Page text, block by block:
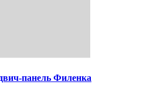
панель Филенка